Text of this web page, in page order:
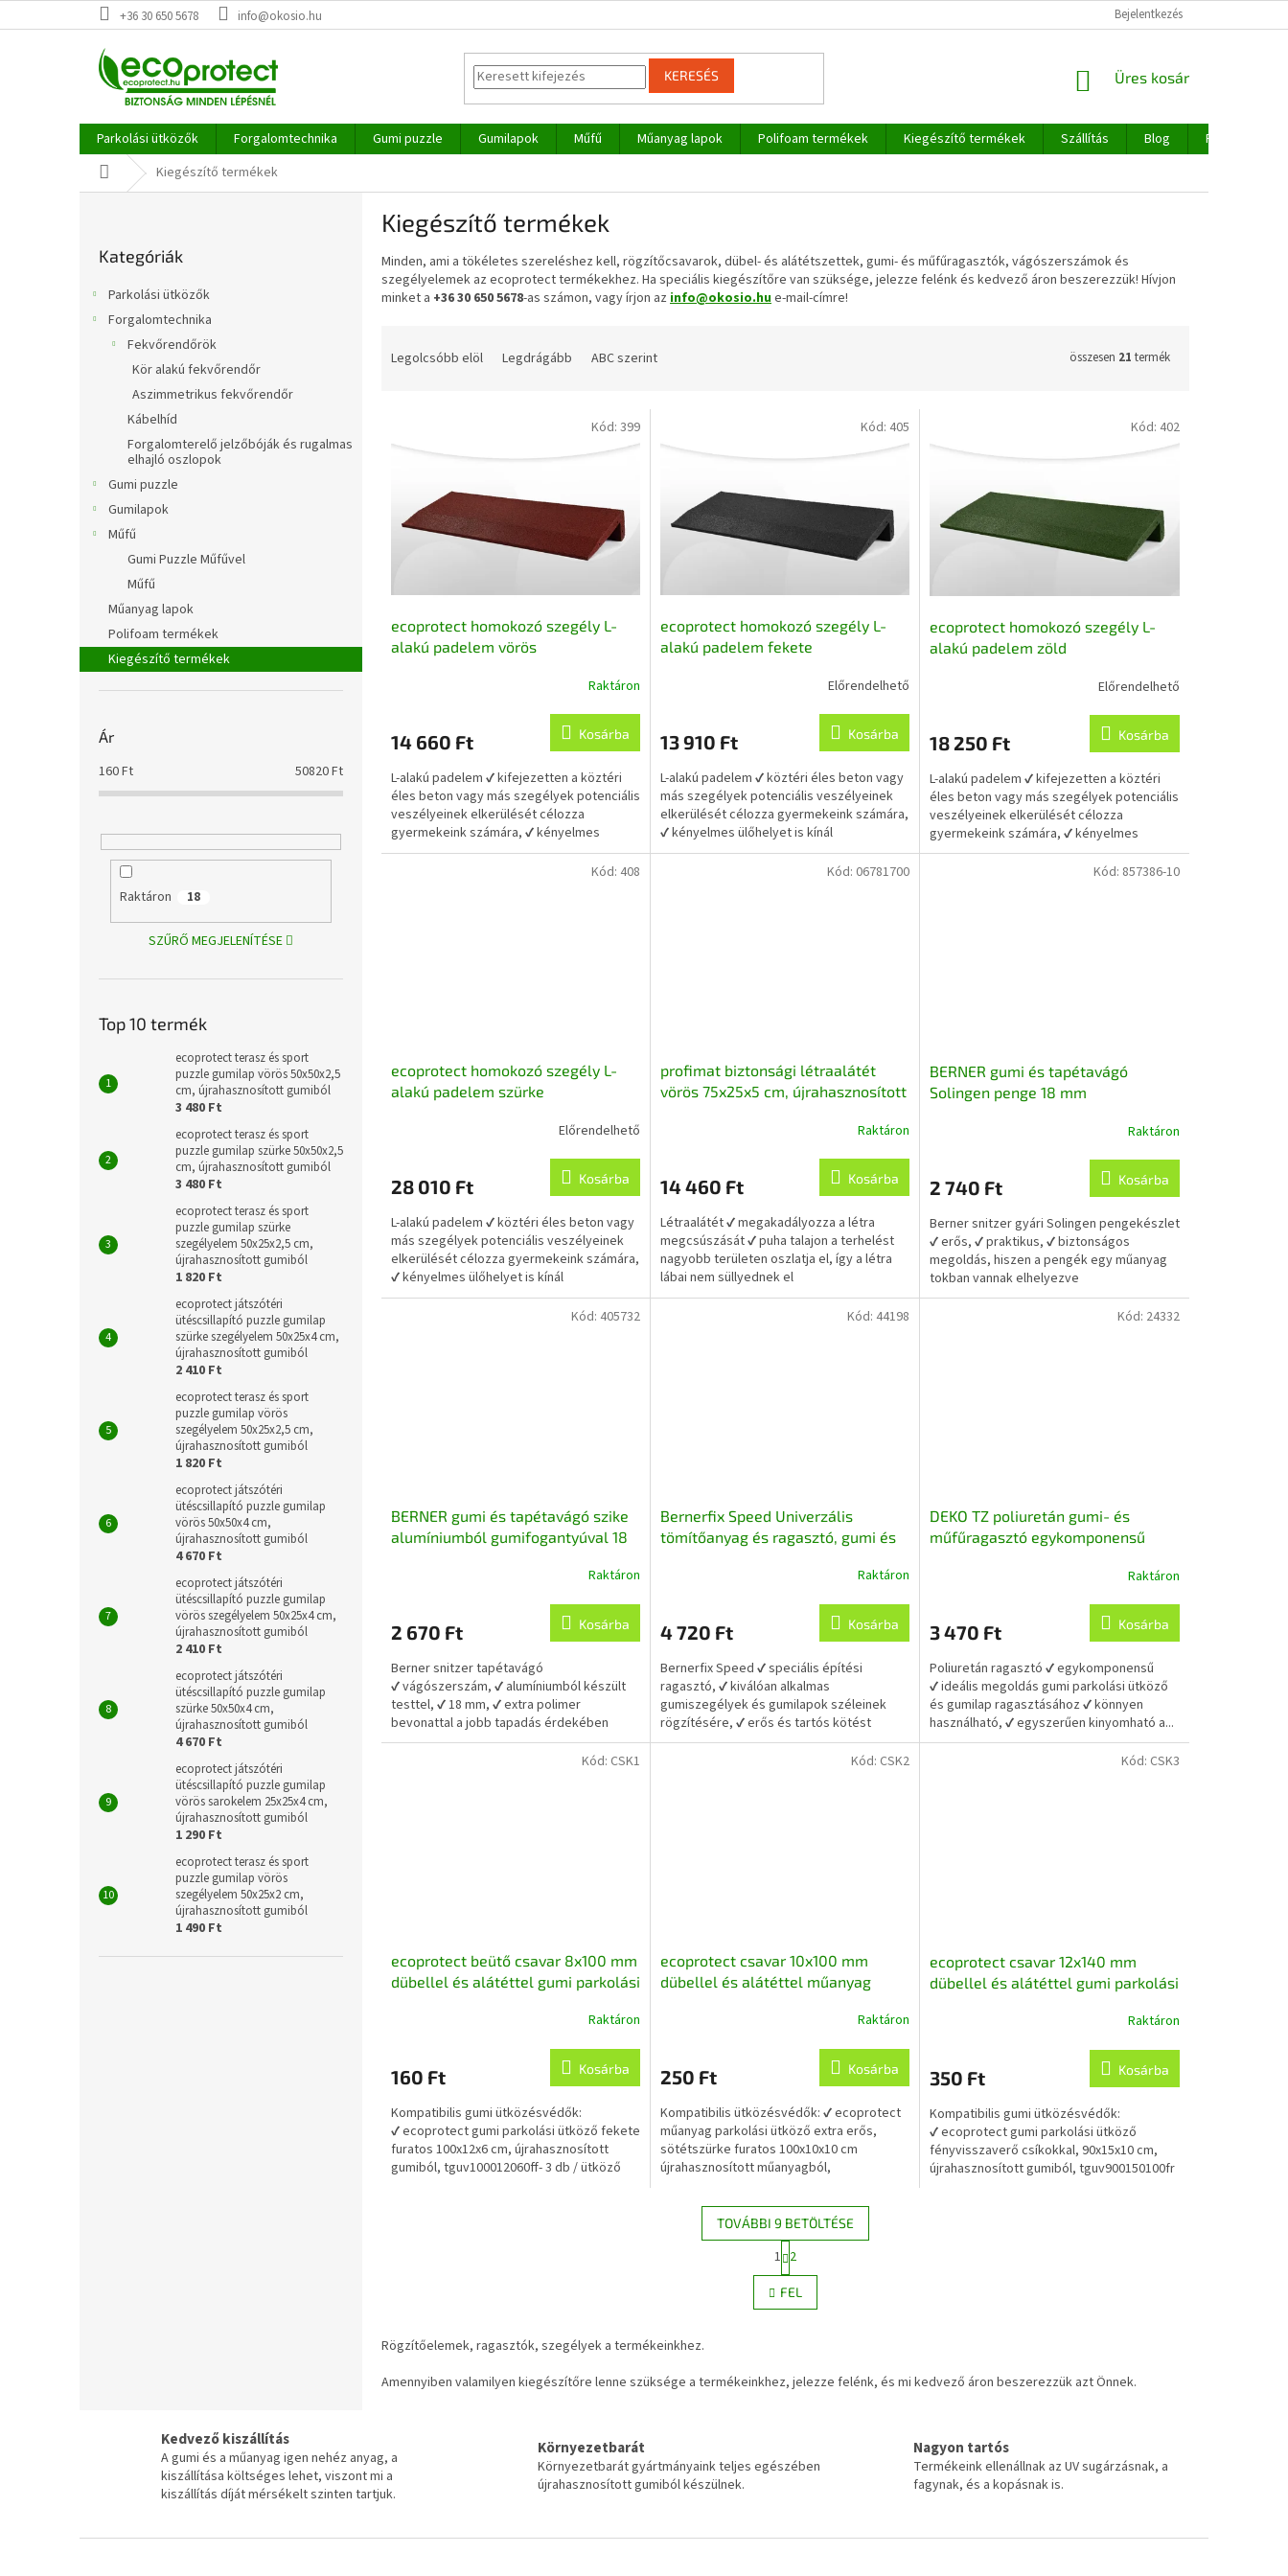
a
+36 30 650 5678 info@okosio.hu Bejelentkezés
KERESÉS KOSÁR
Üres kosár
Parkolási ütközők Forgalomtechnika Gumi puzzle Gumilapok Műfű Műanyag lapok Polifoam termékek Kiegészítő termékek Szállítás Blog
Rólunk
KezdőlapKiegészítő termékek
átugrása
Kategóriák
Parkolási ütközők
Forgalomtechnika
Fekvőrendőrök
Kör alakú fekvőrendőr
Aszimmetrikus fekvőrendőr
Kábelhíd
Forgalomterelő jelzőbóják és rugalmas
elhajló oszlopok
Gumi puzzle
Gumilapok
Műfű
Gumi Puzzle Műfűvel
Műfű
Műanyag lapok
Polifoam termékek
Kiegészítő termékek
Ár
160Ft 50820Ft
Raktáron 18
SZŰRŐ MEGJELENÍTÉSE
Top 10 termék
ecoprotect terasz és sport
puzzle gumilap vörös 50x50x2,5
cm, újrahasznosított gumiból
3 480 Ft
ecoprotect terasz és sport
puzzle gumilap szürke 50x50x2,5
cm, újrahasznosított gumiból
3 480 Ft
ecoprotect terasz és sport
puzzle gumilap szürke
szegélyelem 50x25x2,5 cm,
újrahasznosított gumiból
1 820 Ft
ecoprotect játszótéri
ütéscsillapító puzzle gumilap
szürke szegélyelem 50x25x4 cm,
újrahasznosított gumiból
2 410 Ft
ecoprotect terasz és sport
puzzle gumilap vörös
szegélyelem 50x25x2,5 cm,
újrahasznosított gumiból
1 820 Ft
ecoprotect játszótéri
ütéscsillapító puzzle gumilap
vörös 50x50x4 cm,
újrahasznosított gumiból
4 670 Ft
ecoprotect játszótéri
ütéscsillapító puzzle gumilap
vörös szegélyelem 50x25x4 cm,
újrahasznosított gumiból
2 410 Ft
ecoprotect játszótéri
ütéscsillapító puzzle gumilap
szürke 50x50x4 cm,
újrahasznosított gumiból
4 670 Ft
ecoprotect játszótéri
ütéscsillapító puzzle gumilap
vörös sarokelem 25x25x4 cm,
újrahasznosított gumiból
1 290 Ft
ecoprotect terasz és sport
puzzle gumilap vörös
szegélyelem 50x25x2 cm,
újrahasznosított gumiból
1 490 Ft
Kiegészítő termékek
Minden, ami a tökéletes szereléshez kell, rögzítőcsavarok, dübel- és alátétszettek, gumi- és műfűragasztók, vágószerszámok és
szegélyelemek az ecoprotect termékekhez. Ha speciális kiegészítőre van szüksége, jelezze felénk és kedvező áron beszerezzük! Hívjon
minket a +36 30 650 5678-as számon, vagy írjon az info@okosio.hue-mail-címre!
Legolcsóbb elöl Legdrágább ABC szerint összesen 21 termék
ecoprotect homokozó szegély L-
alakú padelem vörös
értékelése
ből
3,4
csillag.
Raktáron
14 660 Ft Kosárba
L-alakú padelem ✔ kifejezetten a köztéri
éles beton vagy más szegélyek potenciális
veszélyeinek elkerülését célozza
gyermekeink számára, ✔ kényelmes
ülőhelyet is...
Kód: 399
ecoprotect homokozó szegély L-
alakú padelem fekete
újrahasznosított gumibólElőrendelhető
13 910 Ft Kosárba
L-alakú padelem ✔ köztéri éles beton vagy
más szegélyek potenciális veszélyeinek
elkerülését célozza gyermekeink számára,
✔ kényelmes ülőhelyet is kínál
Kód: 405
ecoprotect homokozó szegély L-
alakú padelem zöld
újrahasznosított gumibólElőrendelhető
18 250 Ft Kosárba
L-alakú padelem ✔ kifejezetten a köztéri
éles beton vagy más szegélyek potenciális
veszélyeinek elkerülését célozza
gyermekeink számára, ✔ kényelmes
ülőhelyet is...
Kód: 402
ecoprotect homokozó szegély L-
alakú padelem szürke
újrahasznosított gumibólElőrendelhető
28 010 Ft Kosárba
L-alakú padelem ✔ köztéri éles beton vagy
más szegélyek potenciális veszélyeinek
elkerülését célozza gyermekeink számára,
✔ kényelmes ülőhelyet is kínál
Kód: 408
profimat biztonsági létraalátét
vörös 75x25x5 cm, újrahasznosított
Raktáron
14 460 Ft Kosárba
Létraalátét ✔ megakadályozza a létra
megcsúszását ✔ puha talajon a terhelést
nagyobb területen oszlatja el, így a létra
lábai nem süllyednek el
Kód: 06781700
BERNER gumi és tapétavágó
Solingen penge 18 mm
Raktáron
2 740 Ft Kosárba
Berner snitzer gyári Solingen pengekészlet
✔ erős, ✔ praktikus, ✔ biztonságos
megoldás, hiszen a pengék egy műanyag
tokban vannak elhelyezve
Kód: 857386-10
BERNER gumi és tapétavágó szike
alumíniumból gumifogantyúval 18
Raktáron
2 670 Ft Kosárba
Berner snitzer tapétavágó
✔ vágószerszám, ✔ alumíniumból készült
testtel, ✔ 18 mm, ✔ extra polimer
bevonattal a jobb tapadás érdekében
Kód: 405732
Bernerfix Speed Univerzális
tömítőanyag és ragasztó, gumi és
Raktáron
4 720 Ft Kosárba
Bernerfix Speed ✔ speciális építési
ragasztó, ✔ kiválóan alkalmas
gumiszegélyek és gumilapok széleinek
rögzítésére, ✔ erős és tartós kötést
biztosít,...
Kód: 44198
DEKO TZ poliuretán gumi- és
műfűragasztó egykomponensű
Raktáron
3 470 Ft Kosárba
Poliuretán ragasztó ✔ egykomponensű
✔ ideális megoldás gumi parkolási ütköző
és gumilap ragasztásához ✔ könnyen
használható, ✔ egyszerűen kinyomható a...
Kód: 24332
ecoprotect beütő csavar 8x100 mm
dübellel és alátéttel gumi parkolási
Raktáron
160 Ft Kosárba
Kompatibilis gumi ütközésvédők:
✔ ecoprotect gumi parkolási ütköző fekete
furatos 100x12x6 cm, újrahasznosított
gumiból, tguv100012060ff- 3 db / ütköző
Kód: CSK1
ecoprotect csavar 10x100 mm
dübellel és alátéttel műanyag
Raktáron
250 Ft Kosárba
Kompatibilis ütközésvédők: ✔ ecoprotect
műanyag parkolási ütköző extra erős,
sötétszürke furatos 100x10x10 cm
újrahasznosított műanyagból,
Kód: CSK2
ecoprotect csavar 12x140 mm
dübellel és alátéttel gumi parkolási
Raktáron
350 Ft Kosárba
Kompatibilis gumi ütközésvédők:
✔ ecoprotect gumi parkolási ütköző
fényvisszaverő csíkokkal, 90x15x10 cm,
újrahasznosított gumiból, tguv900150100fr
Kód: CSK3
L
i
s
á
t
l
TOVÁBBI 9 BETÖLTÉSE
L
a
p
o
z
1 2
FEL
Rögzítőelemek, ragasztók, szegélyek a termékeinkhez.
Amennyiben valamilyen kiegészítőre lenne szüksége a termékeinkhez, jelezze felénk, és mi kedvező áron beszerezzük azt Önnek.
Kedvező kiszállítás
A gumi és a műanyag igen nehéz anyag, a
kiszállítása költséges lehet, viszont mi a
kiszállítás díját mérsékelt szinten tartjuk.
Környezetbarát
Környezetbarát gyártmányaink teljes egészében
újrahasznosított gumiból készülnek.
Nagyon tartós
Termékeink ellenállnak az UV sugárzásnak, a
fagynak, és a kopásnak is.